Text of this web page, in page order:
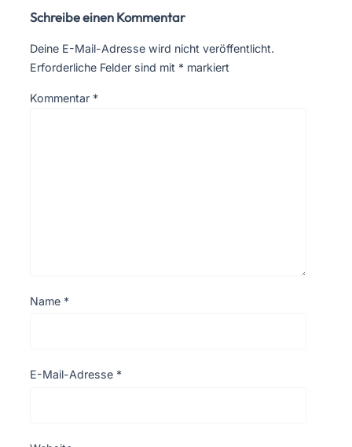
Schreibe einen Kommentar
Deine E-Mail-Adresse wird nicht veröffentlicht.
Erforderliche Felder sind mit * markiert
Kommentar *
Name *
E-Mail-Adresse *